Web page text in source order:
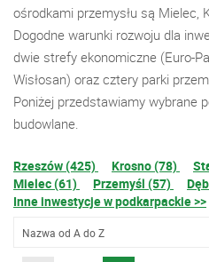
ośrodkami przemysłu są Mielec,
Dogodne warunki rozwoju dla
dwie strefy ekonomiczne (Euro-
Wisłosan) oraz cztery parki
Poniżej przedstawiamy wybrane
budowlane.
Rzeszów (425) Krosno (78)
Mielec (61)
Przemyśl (57)
Inne inwestycje w podkarpackie >>
Nazwa od A do Z